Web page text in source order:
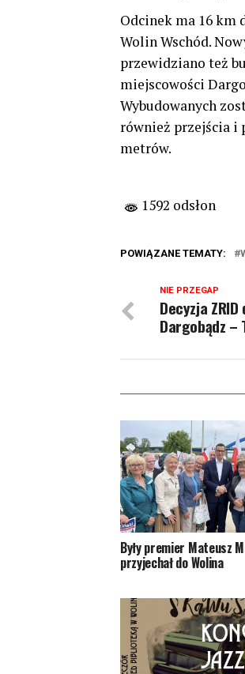
Odcinek ma 16 km
Wolin Wschód.
przewidziano też
miejscowości
Wybudowanych
również przejścia i
metrów.
1592 odsłon
POWIĄZANE TEMATY:
NIE PRZEGAP
Decyzja
Dargobądz –
Były premier Mateusz
przyjechał do Wolina